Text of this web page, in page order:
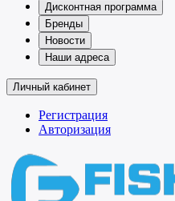
Дисконтная программа
Бренды
Новости
Наши адреса
Личный кабинет
Регистрация
Авторизация